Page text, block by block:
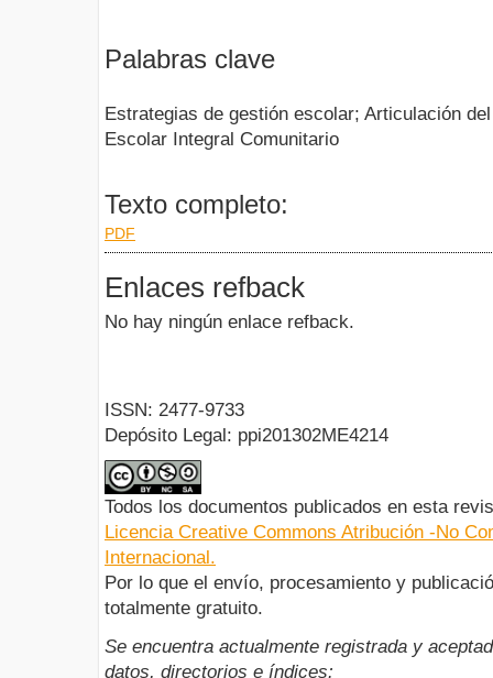
Palabras clave
Estrategias de gestión escolar; Articulación
Escolar Integral Comunitario
Texto completo:
PDF
Enlaces refback
No hay ningún enlace refback.
ISSN: 2477-9733
Depósito Legal: ppi201302ME4214
Todos los documentos publicados en esta
Licencia Creative Commons Atribución -No
Internacional.
Por lo que el envío, procesamiento y
totalmente gratuito.
Se encuentra actualmente registrada y
datos, directorios e índices: